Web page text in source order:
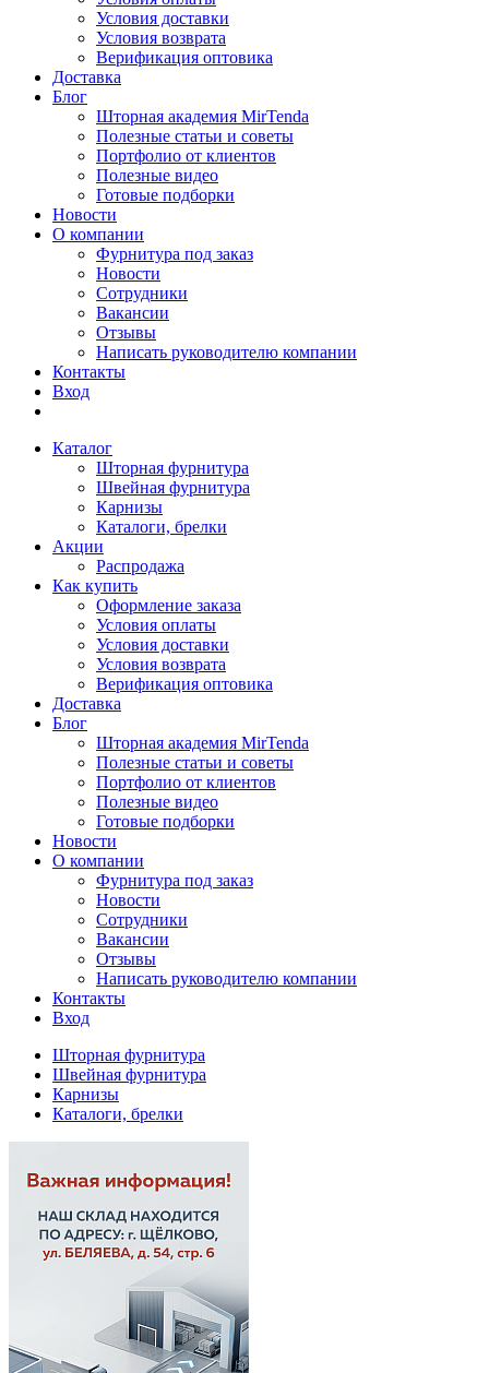
Условия доставки
Условия возврата
Верификация оптовика
Доставка
Блог
Шторная академия MirTenda
Полезные статьи и советы
Портфолио от клиентов
Полезные видео
Готовые подборки
Новости
О компании
Фурнитура под заказ
Новости
Сотрудники
Вакансии
Отзывы
Написать руководителю компании
Контакты
Вход
Каталог
Шторная фурнитура
Швейная фурнитура
Карнизы
Каталоги, брелки
Акции
Распродажа
Как купить
Оформление заказа
Условия оплаты
Условия доставки
Условия возврата
Верификация оптовика
Доставка
Блог
Шторная академия MirTenda
Полезные статьи и советы
Портфолио от клиентов
Полезные видео
Готовые подборки
Новости
О компании
Фурнитура под заказ
Новости
Сотрудники
Вакансии
Отзывы
Написать руководителю компании
Контакты
Вход
Шторная фурнитура
Швейная фурнитура
Карнизы
Каталоги, брелки